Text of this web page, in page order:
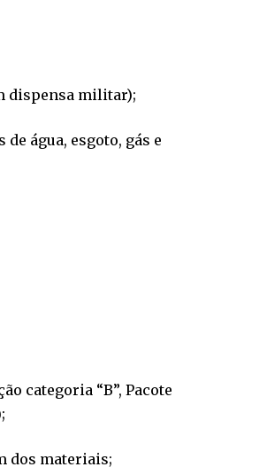
dispensa militar);
água, esgoto, gás e
categoria “B”, Pacote
dos materiais;